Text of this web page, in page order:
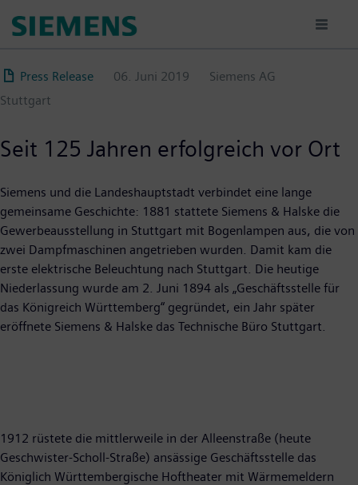
zum
Press Release
06. Juni 2019
Siemens AG
Stuttgart
Seit 125 Jahren erfolgreich vor Ort
Siemens und die Landeshauptstadt verbindet eine lange
gemeinsame Geschichte: 1881 stattete Siemens & Halske die
Gewerbeausstellung in Stuttgart mit Bogenlampen aus, die von
zwei Dampfmaschinen angetrieben wurden. Damit kam die
erste elektrische Beleuchtung nach Stuttgart. Die heutige
Niederlassung wurde am 2. Juni 1894 als „Geschäftsstelle für
das Königreich Württemberg“ gegründet, ein Jahr später
eröffnete Siemens & Halske das Technische Büro Stuttgart.
1912 rüstete die mittlerweile in der Alleenstraße (heute
Geschwister-Scholl-Straße) ansässige Geschäftsstelle das
Königlich Württembergische Hoftheater mit Wärmemeldern